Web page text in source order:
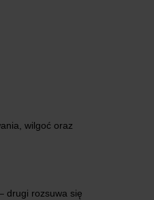
wilgoć oraz
drugi rozsuwa się